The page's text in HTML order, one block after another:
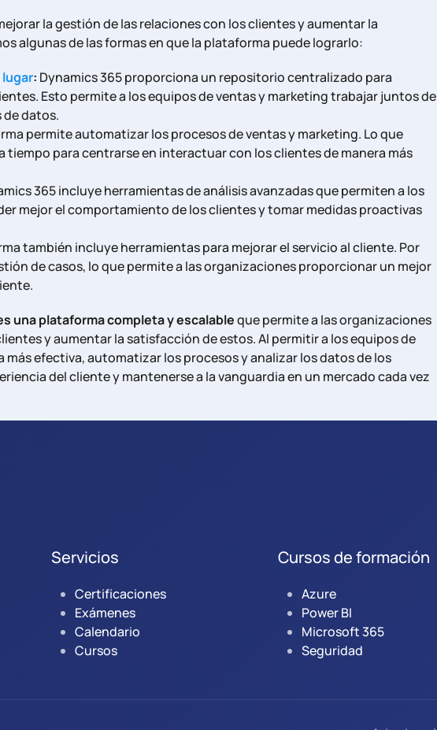
la gestión de las relaciones con los clientes y aumentar la
algunas de las formas en que la plataforma puede lograrlo:
: Dynamics 365 proporciona un repositorio centralizado para
Esto permite a los equipos de ventas y marketing trabajar juntos de
de datos.
permite automatizar los procesos de ventas y marketing. Lo que
tiempo para centrarse en interactuar con los clientes de manera más
365 incluye herramientas de análisis avanzadas que permiten a los
mejor el comportamiento de los clientes y tomar medidas proactivas
también incluye herramientas para mejorar el servicio al cliente. Por
de casos, lo que permite a las organizaciones proporcionar un mejor
una plataforma completa y escalableque permite a las organizaciones
y aumentar la satisfacción de estos. Al permitir a los equipos de
efectiva, automatizar los procesos y analizar los datos de los
del cliente y mantenerse a la vanguardia en un mercado cada vez
Servicios
Certificaciones
Exámenes
Calendario
Cursos
Cursos de formación
Azure
Power BI
Microsoft 365
Seguridad